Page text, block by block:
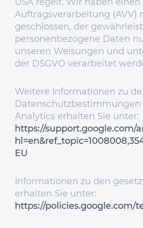
Auftragsverarbeitung (AVV)
geschlossen, der
personenbezogene Daten
unseren Weisungen und
der DSGVO verarbeitet
Weitere Informationen zu
Datenschutzbestimmungen
Analytics erhalten Sie unter:
https://support.google.com/
EU
Informationen zu den
erhalten Sie unter:
https://policies.google.com/